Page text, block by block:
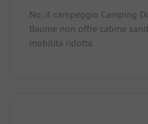
No, il campeggio Camping
Baume non offre cabine
mobilità ridotta.